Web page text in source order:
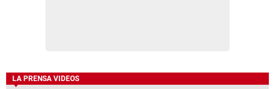
LA PRENSA VIDEOS